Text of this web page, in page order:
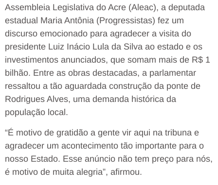
Assembleia Legislativa do Acre (Aleac), a deputada
estadual Maria Antônia (Progressistas) fez um
discurso emocionado para agradecer a visita do
presidente Luiz Inácio Lula da Silva ao estado e os
investimentos anunciados, que somam mais de R$ 1
bilhão. Entre as obras destacadas, a parlamentar
ressaltou a tão aguardada construção da ponte de
Rodrigues Alves, uma demanda histórica da
população local.
“É motivo de gratidão a gente vir aqui na tribuna e
agradecer um acontecimento tão importante para o
nosso Estado. Esse anúncio não tem preço para nós,
é motivo de muita alegria”, afirmou.